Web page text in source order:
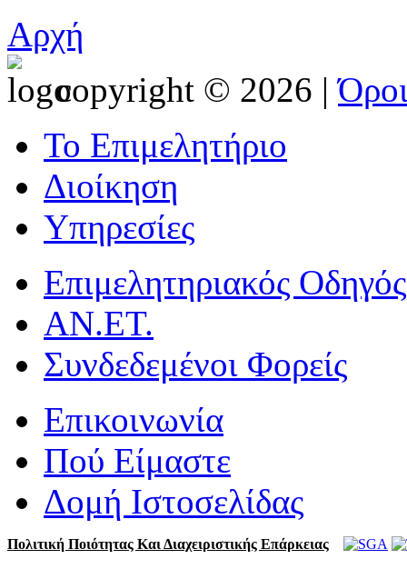
Αρχή
copyright © 2026 |
Το Επιμελητήριο
Διοίκηση
Υπηρεσίες
Επιμελητηριακός Οδηγός
ΑΝ.ΕΤ.
Συνδεδεμένοι Φορείς
Επικοινωνία
Πού Είμαστε
Δομή Ιστοσελίδας
Πολιτική Ποιότητας Και Διαχειριστικής Επάρκειας